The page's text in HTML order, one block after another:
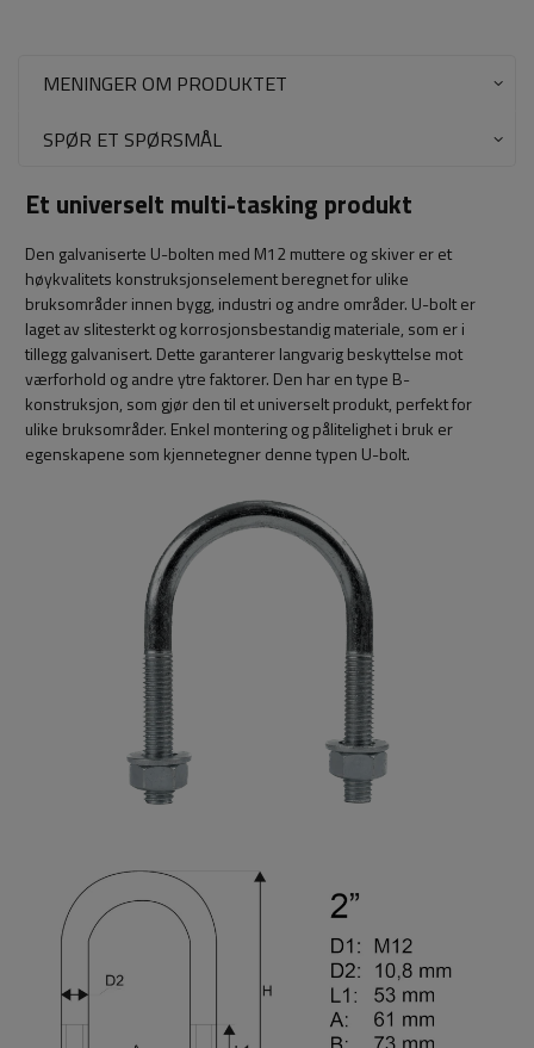
MENINGER OM PRODUKTET
SPØR ET SPØRSMÅL
Et universelt multi-tasking produkt
Den galvaniserte U-bolten med M12 muttere og skiver er et
høykvalitets konstruksjonselement beregnet for ulike
bruksområder innen bygg, industri og andre områder. U-bolt er
laget av slitesterkt og korrosjonsbestandig materiale, som er i
tillegg galvanisert. Dette garanterer langvarig beskyttelse mot
værforhold og andre ytre faktorer. Den har en type B-
konstruksjon, som gjør den til et universelt produkt, perfekt for
ulike bruksområder. Enkel montering og pålitelighet i bruk er
egenskapene som kjennetegner denne typen U-bolt.